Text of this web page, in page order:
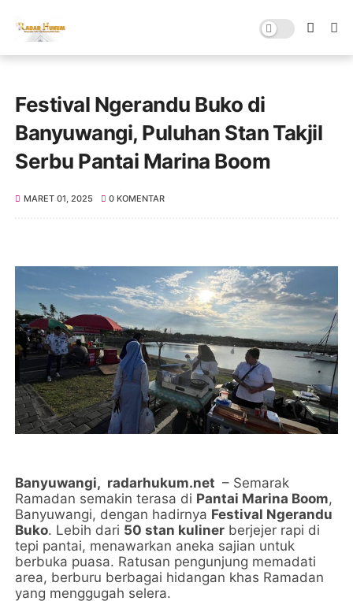
Festival Ngerandu Buko di
Banyuwangi, Puluhan Stan Takjil
Serbu Pantai Marina Boom
MARET 01, 2025 0 KOMENTAR
Banyuwangi, radarhukum.net – Semarak
Ramadan semakin terasa di Pantai Marina Boom,
Banyuwangi, dengan hadirnya Festival Ngerandu
Buko. Lebih dari 50 stan kuliner berjejer rapi di
tepi pantai, menawarkan aneka sajian untuk
berbuka puasa. Ratusan pengunjung memadati
area, berburu berbagai hidangan khas Ramadan
yang menggugah selera.